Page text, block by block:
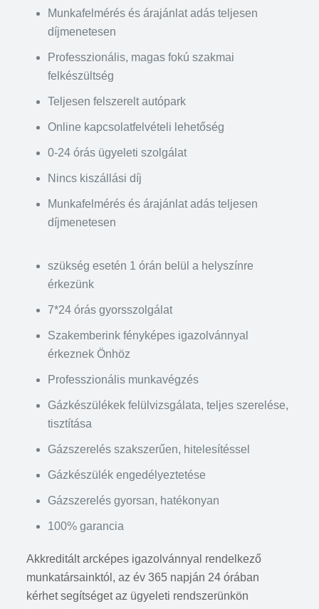
Munkafelmérés és árajánlat adás teljesen
díjmenetesen
Professzionális, magas fokú szakmai
felkészültség
Teljesen felszerelt autópark
Online kapcsolatfelvételi lehetőség
0-24 órás ügyeleti szolgálat
Nincs kiszállási díj
Munkafelmérés és árajánlat adás teljesen
díjmenetesen
szükség esetén 1 órán belül a helyszínre
érkezünk
7*24 órás gyorsszolgálat
Szakemberink fényképes igazolvánnyal
érkeznek Önhöz
Professzionális munkavégzés
Gázkészülékek felülvizsgálata, teljes szerelése,
tisztítása
Gázszerelés szakszerűen, hitelesítéssel
Gázkészülék engedélyeztetése
Gázszerelés gyorsan, hatékonyan
100% garancia
Akkreditált arcképes igazolvánnyal rendelkező
munkatársainktól, az év 365 napján 24 órában
kérhet segítséget az ügyeleti rendszerünkön